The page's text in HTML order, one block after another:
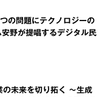
の問題にテクノロジーの
野が提唱するデジタル民
未来を切り拓く ～生成